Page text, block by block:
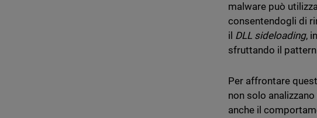
malware può
consentendogli di
il DLL sideloading,
sfruttando il
Per affrontare
non solo
anche il